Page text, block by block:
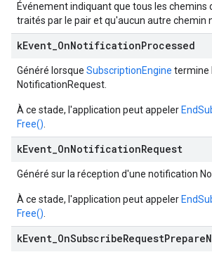
Événement indiquant que tous les
traités par le pair et qu'aucun autre chemin
kEvent OnNotificationProcessed
Généré lorsque SubscriptionEngine termine
NotificationRequest.
À ce stade, l'application peut appeler
Free()
kEvent OnNotificationRequest
Généré sur la réception d'une notification
À ce stade, l'application peut appeler
Free()
kEvent OnSubscribeRequestPrepare